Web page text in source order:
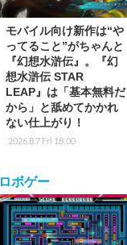
モバイル向け新作は“や
ってること”がちゃんと
『幻想水滸伝』。『幻
想水滸伝 STAR
LEAP』は「基本無料だ
から」と舐めてかかれ
ない仕上がり！
2026.8.7 Fri 18:00
ロボゲー